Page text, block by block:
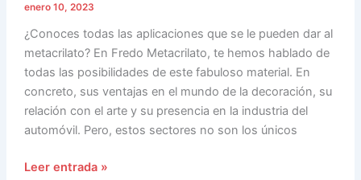
enero 10, 2023
¿Conoces todas las aplicaciones que se le pueden dar al
metacrilato? En Fredo Metacrilato, te hemos hablado de
todas las posibilidades de este fabuloso material. En
concreto, sus ventajas en el mundo de la decoración, su
relación con el arte y su presencia en la industria del
automóvil. Pero, estos sectores no son los únicos
Leer entrada »